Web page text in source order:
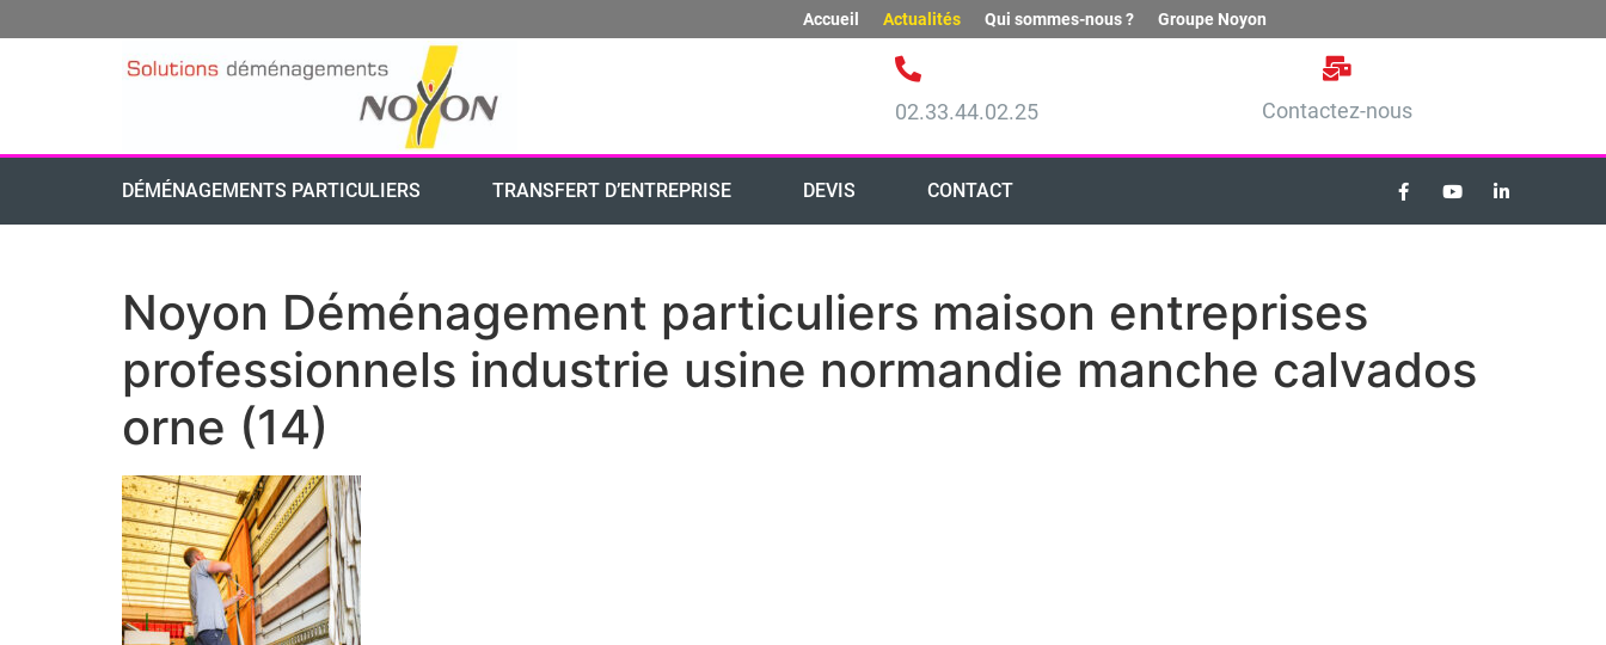
Accueil Actualités Qui sommes-nous ? Groupe Noyon
02.33.44.02.25 Contactez-nous
DÉMÉNAGEMENTS PARTICULIERS TRANSFERT D’ENTREPRISE DEVIS CONTACT
Noyon Déménagement particuliers maison entreprises
professionnels industrie usine normandie manche calvados
orne (14)